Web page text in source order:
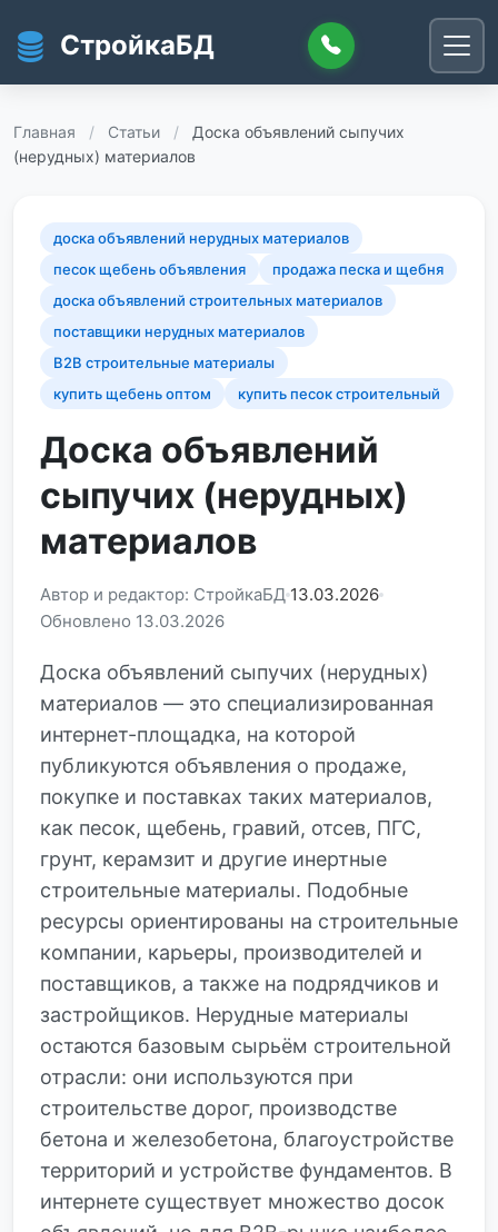
СтройкаБД
Главная / Статьи /
Доска объявлений сыпучих
(нерудных) материалов
доска объявлений нерудных материалов
песок щебень объявления
продажа песка и щебня
доска объявлений строительных материалов
поставщики нерудных материалов
B2B строительные материалы
купить щебень оптом
купить песок строительный
Доска объявлений
сыпучих (нерудных)
материалов
Автор и редактор: СтройкаБД 13.03.2026
Обновлено 13.03.2026
Доска объявлений сыпучих (нерудных)
материалов — это специализированная
интернет-площадка, на которой
публикуются объявления о продаже,
покупке и поставках таких материалов,
как песок, щебень, гравий, отсев, ПГС,
грунт, керамзит и другие инертные
строительные материалы. Подобные
ресурсы ориентированы на строительные
компании, карьеры, производителей и
поставщиков, а также на подрядчиков и
застройщиков. Нерудные материалы
остаются базовым сырьём строительной
отрасли: они используются при
строительстве дорог, производстве
бетона и железобетона, благоустройстве
территорий и устройстве фундаментов. В
интернете существует множество досок